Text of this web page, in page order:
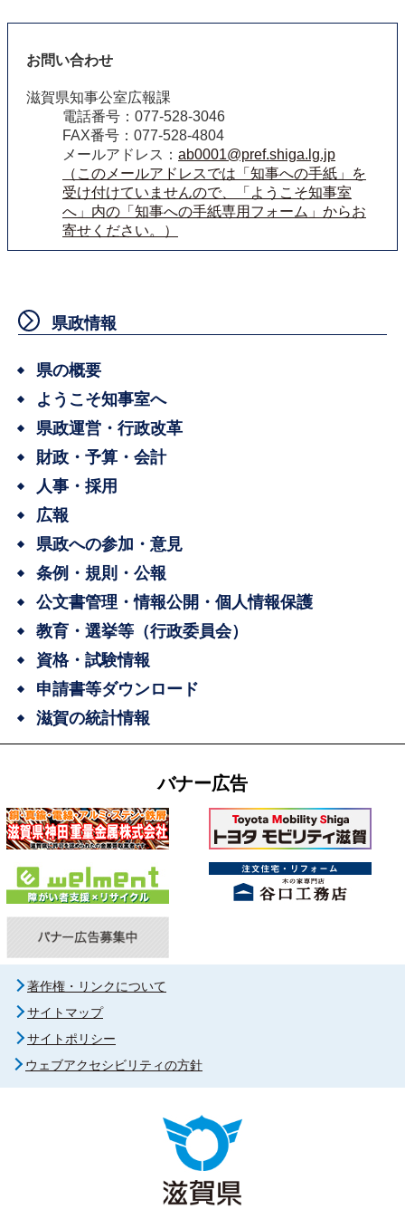
お問い合わせ
滋賀県知事公室広報課
電話番号：077-528-3046
FAX番号：077-528-4804
メールアドレス： ab0001@pref.shiga.lg.jp
（このメールアドレスでは「知事への手紙」を
受け付けていませんので、「ようこそ知事室
へ」内の「知事への手紙専用フォーム」からお
寄せください。）
県政情報
県の概要
ようこそ知事室へ
県政運営・行政改革
財政・予算・会計
人事・採用
広報
県政への参加・意見
条例・規則・公報
公文書管理・情報公開・個人情報保護
教育・選挙等（行政委員会）
資格・試験情報
申請書等ダウンロード
滋賀の統計情報
バナー広告
著作権・リンクについて
サイトマップ
サイトポリシー
ウェブアクセシビリティの方針